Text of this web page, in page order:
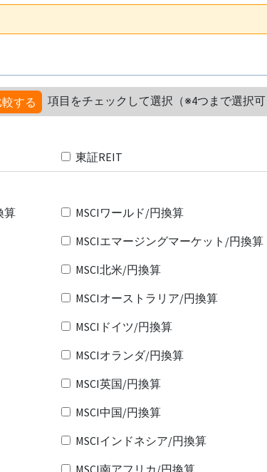
較する 項目をチェックして選択（※4つまで選択可
東証REIT
算
MSCIワールド/円換算
MSCIエマージングマーケット/円換算
MSCI北米/円換算
MSCIオーストラリア/円換算
MSCIドイツ/円換算
MSCIオランダ/円換算
MSCI英国/円換算
MSCI中国/円換算
MSCIインドネシア/円換算
MSCI南アフリカ/円換算